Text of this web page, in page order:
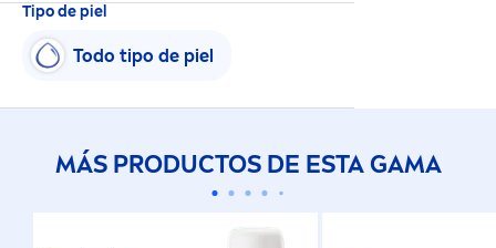
Tipo de piel
Todo tipo de piel
MÁS PRODUCTOS DE ESTA GAMA